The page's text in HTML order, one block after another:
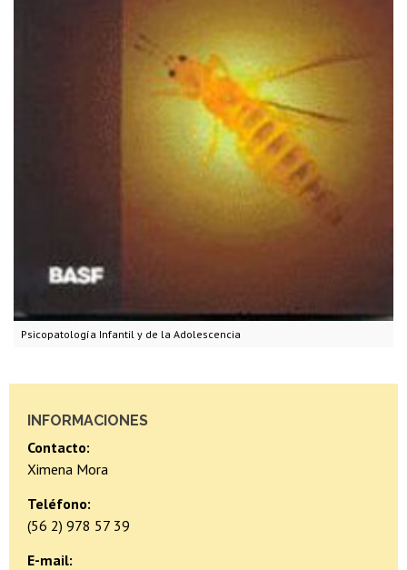
Psicopatología Infantil y de la Adolescencia
INFORMACIONES
Contacto:
Ximena Mora
Teléfono:
(56 2) 978 57 39
E-mail: